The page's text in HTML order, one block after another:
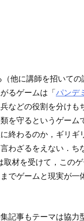
他に講師を招いて
るゲームは「パンデ
などの役割を分けも
を守るというゲーム
終わるのか，ギリギ
わざるをえない．ち
材を受けて，この
でゲームと現実が一
記事もテーマは協力